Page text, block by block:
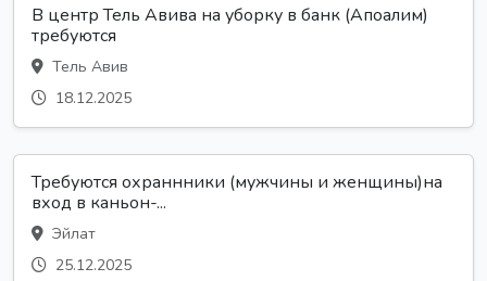
В центр Тель Авива на уборку в банк (Апоалим)
требуются
Тель Авив
18.12.2025
Требуются охраннники (мужчины и женщины)на
вход в каньон-...
Эйлат
25.12.2025